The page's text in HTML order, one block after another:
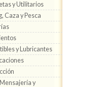
y Utilitarios
Caza y Pesca
y Lubricantes
y